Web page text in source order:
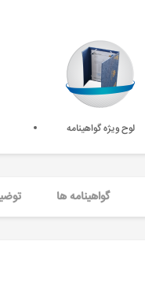
لوح ویژه گواهینامه
گواهینامه ها